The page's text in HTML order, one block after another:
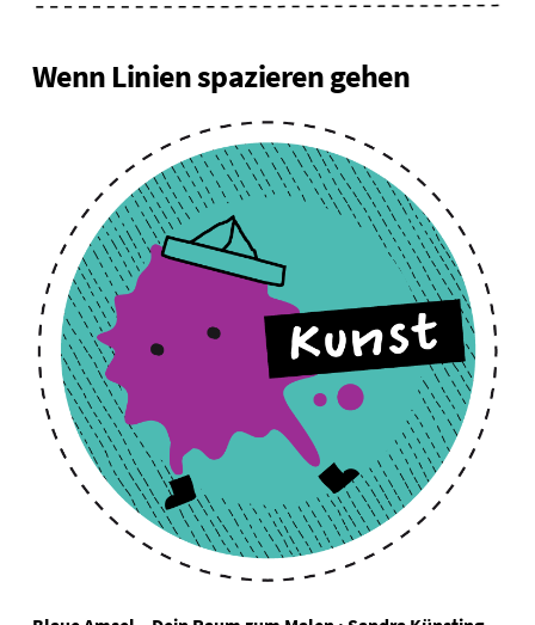
Wenn Linien spazieren gehen